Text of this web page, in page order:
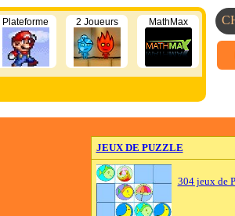
Plateforme 2 Joueurs MathMax
JEUX DE PUZZLE
304 jeux de